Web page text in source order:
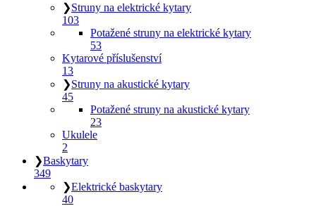
❯Struny na elektrické kytary
103
Potažené struny na elektrické kytary
53
Kytarové příslušenství
13
❯Struny na akustické kytary
45
Potažené struny na akustické kytary
23
Ukulele
2
❯Baskytary
349
❯Elektrické baskytary
40